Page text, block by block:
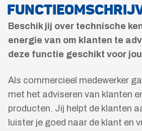
Beschik jij over technische
energie van om klanten te
deze functie geschikt voor
Als commercieel medewerker
met het adviseren van klanten
producten. Jij helpt de klanten
luister je goed naar de klant en